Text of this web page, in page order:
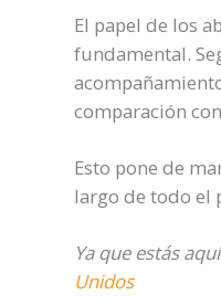
El papel de los
fundamental.
comparación
Esto pone de
largo de todo el
Ya que estás
Unidos